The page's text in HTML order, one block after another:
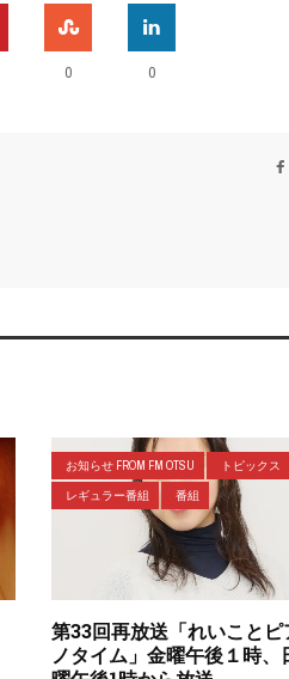
0 0
お知らせ FROM FM OTSU
トピックス
レギュラー番組
番組
第33回再放送「れいことピ
ノタイム」金曜午後１時、